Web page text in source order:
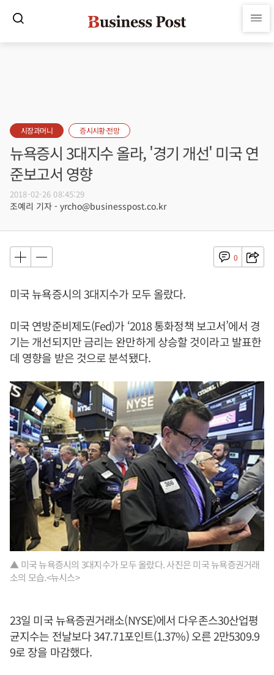
시장과머니 증시시황·전망
뉴욕증시 3대지수 올라, '경기 개선' 미국 연
준보고서 영향
2018-02-26 08:45:29
조예리 기자 - yrcho@businesspost.co.kr
0
미국 뉴욕증시의 3대지수가 모두 올랐다.
미국 연방준비제도(Fed)가 ‘2018 통화정책 보고서’에서 경
기는 개선되지만 금리는 완만하게 상승할 것이라고 발표한
데 영향을 받은 것으로 분석됐다.
▲ 미국 뉴욕증시의 3대지수가 모두 올랐다. 사진은 미국 뉴욕증권거래
소의 모습.<뉴시스>
23일 미국 뉴욕증권거래소(NYSE)에서 다우존스30산업평
균지수는 전날보다 347.71포인트(1.37%) 오른 2만5309.9
9로 장을 마감했다.